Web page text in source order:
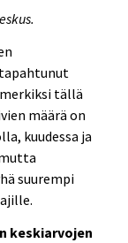
tällä
määrä on
kuudessa ja
suurempi
keskiarvojen